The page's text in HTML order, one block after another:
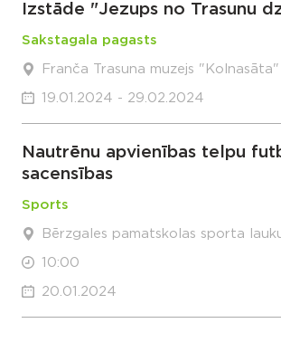
Izstāde "Jezups no Trasunu
Sakstagala pagasts
Franča Trasuna muzejs "Kolnasāta"
19.01.2024 - 29.02.2024
Nautrēnu apvienības telpu
sacensības
Sports
Bērzgales pamatskolas sporta
10:00
20.01.2024